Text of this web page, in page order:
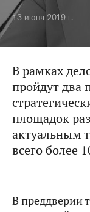
13 июня 2019 г.
В рамках
пройдут два
площадок
актуальным
всего более
В преддверии